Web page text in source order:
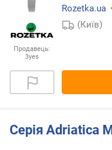
Продавець:
3yes
Rozetka.ua
(Київ)
Серія Adriatica